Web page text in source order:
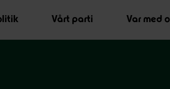
Vårt parti Var med